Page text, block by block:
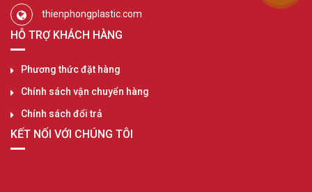
thienphongplastic.com
HỖ TRỢ KHÁCH HÀNG
Phương thức đặt hàng
Chính sách vận chuyển hàng
Chính sách đổi trả
KẾT NỐI VỚI CHÚNG TÔI